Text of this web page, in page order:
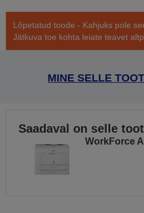
Lõpetatud toode - Kahjuks pole
Jätkuva toe kohta leiate teavet
MINE SELLE
Saadaval on selle
WorkForce